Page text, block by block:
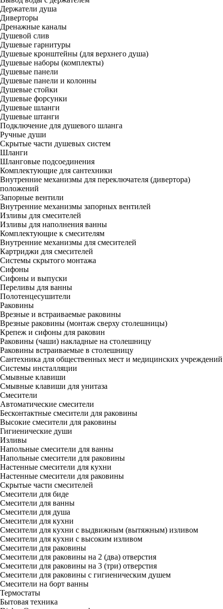
Держатели душа
Диверторы
Дренажные каналы
Душевой слив
Душевые гарнитуры
Душевые кронштейны (для верхнего душа)
Душевые наборы (комплекты)
Душевые панели
Душевые панели и колонны
Душевые стойки
Душевые форсунки
Душевые шланги
Душевые штанги
Подключение для душевого шланга
Ручные души
Скрытые части душевых систем
Шланги
Шланговые подсоединения
Комплектующие для сантехники
Внутренние механизмы для переключателя (дивертора)
положений
Запорные вентили
Внутренние механизмы запорных вентилей
Изливы для смесителей
Изливы для наполнения ванны
Комплектующие к смесителям
Внутренние механизмы для смесителей
Картриджи для смесителей
Системы скрытого монтажа
Сифоны
Сифоны и выпуски
Переливы для ванны
Полотенцесушители
Раковины
Врезные и встраиваемые раковины
Врезные раковины (монтаж сверху столешницы)
Крепеж и сифоны для раковин
Раковины (чаши) накладные на столешницу
Раковины встраиваемые в столешницу
Сантехника для общественных мест и медицинских учреждений
Системы инсталляции
Смывные клавиши
Смывные клавиши для унитаза
Смесители
Автоматические смесители
Бесконтактные смесители для раковины
Высокие смесители для раковины
Гигиенические души
Изливы
Напольные смесители для ванны
Напольные смесители для раковины
Настенные смесители для кухни
Настенные смесители для раковины
Скрытые части смесителей
Смесители для биде
Смесители для ванны
Смесители для душа
Смесители для кухни
Смесители для кухни с выдвижным (вытяжным) изливом
Смесители для кухни с высоким изливом
Смесители для раковины
Смесители для раковины на 2 (два) отверстия
Смесители для раковины на 3 (три) отверстия
Смесители для раковины с гигиеническим душем
Смесители на борт ванны
Термостаты
Бытовая техника